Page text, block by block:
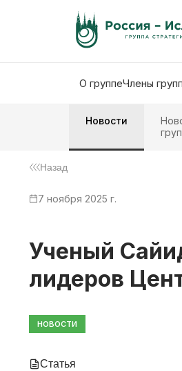
О группеЧлены
Новости
Назад
7 ноября 2025 г.
Ученый
лидеров
НОВОСТИ
Статья